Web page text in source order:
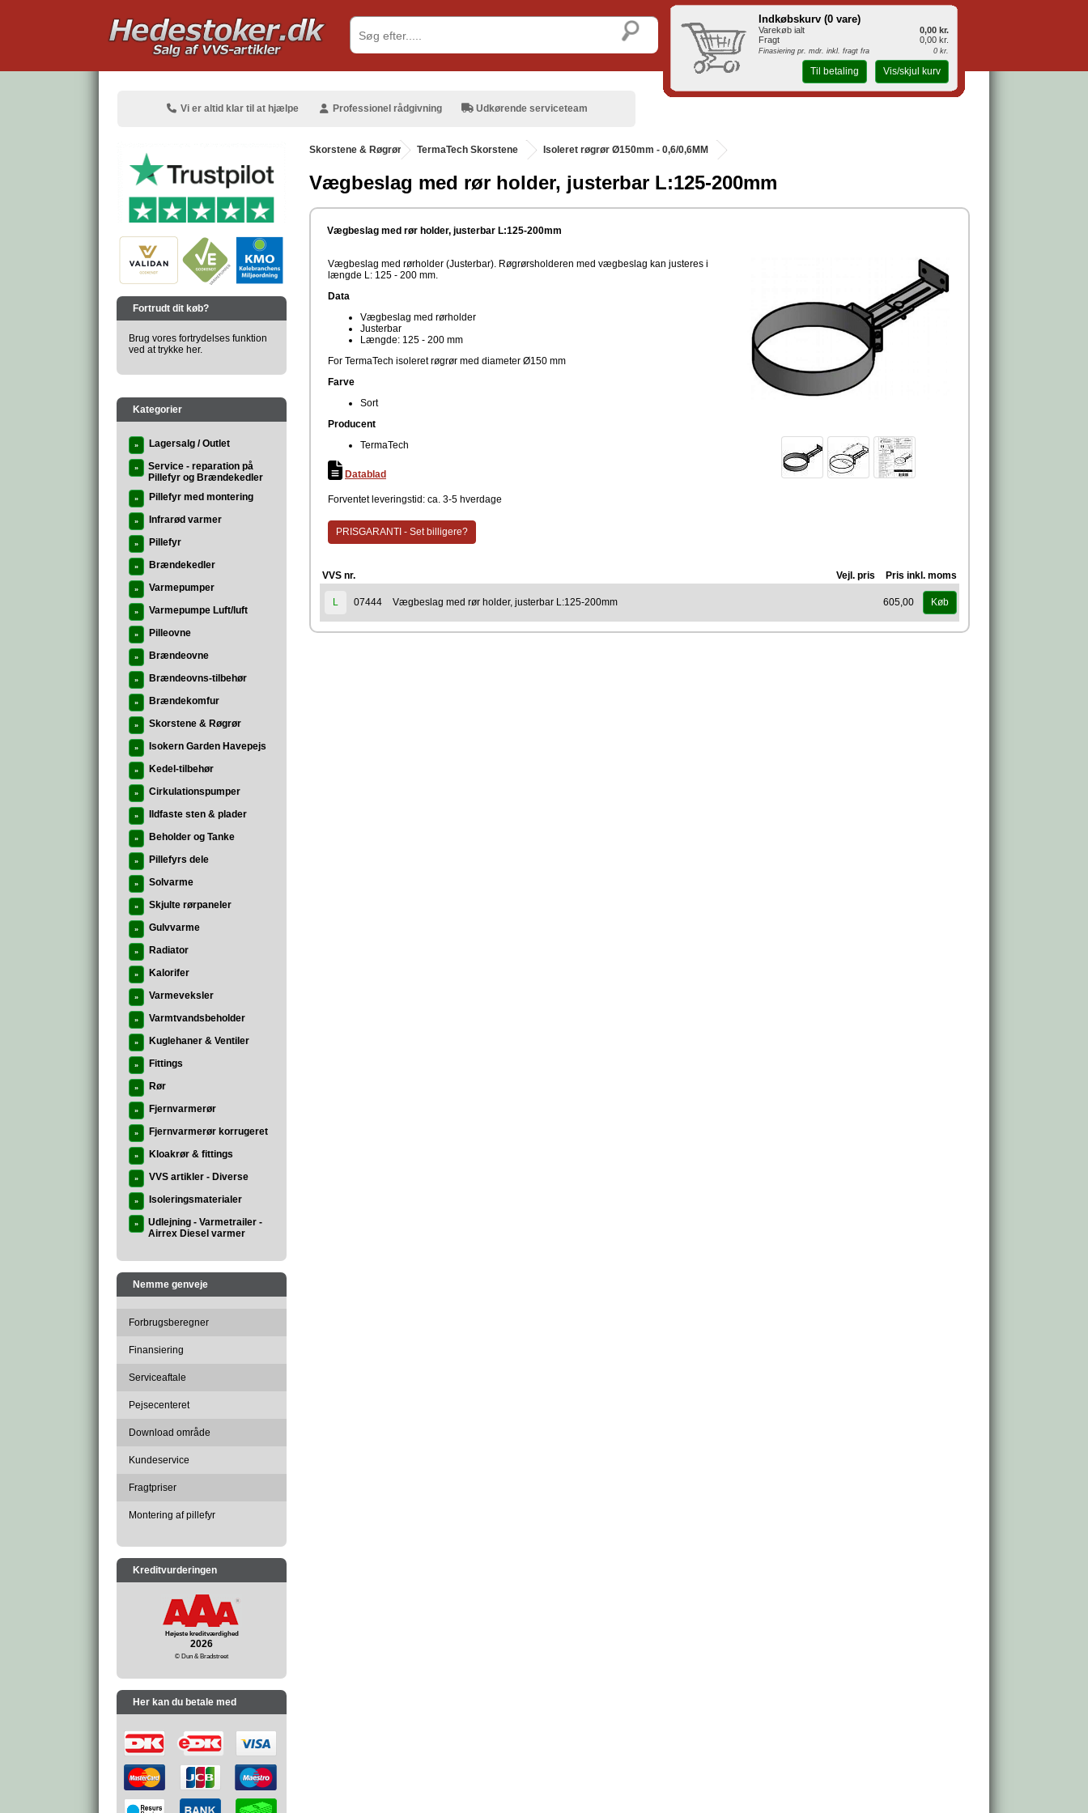
Vi er altid klar til at hjælpe Professionel rådgivning Udkørende serviceteam
Fortrudt dit køb?
Brug vores fortrydelses funktion
ved at trykke her.
Kategorier
» Lagersalg / Outlet
»
Service - reparation på
Pillefyr og Brændekedler
» Pillefyr med montering
» Infrarød varmer
» Pillefyr
» Brændekedler
» Varmepumper
» Varmepumpe Luft/luft
» Pilleovne
» Brændeovne
» Brændeovns-tilbehør
» Brændekomfur
» Skorstene & Røgrør
» Isokern Garden Havepejs
» Kedel-tilbehør
» Cirkulationspumper
» Ildfaste sten & plader
» Beholder og Tanke
» Pillefyrs dele
» Solvarme
» Skjulte rørpaneler
» Gulvvarme
» Radiator
» Kalorifer
» Varmeveksler
» Varmtvandsbeholder
» Kuglehaner & Ventiler
» Fittings
» Rør
» Fjernvarmerør
» Fjernvarmerør korrugeret
» Kloakrør & fittings
» VVS artikler - Diverse
» Isoleringsmaterialer
»
Udlejning - Varmetrailer -
Airrex Diesel varmer
Nemme genveje
Forbrugsberegner
Finansiering
Serviceaftale
Pejsecenteret
Download område
Kundeservice
Fragtpriser
Montering af pillefyr
Kreditvurderingen
Højeste kreditværdighed
2026
© Dun & Bradstreet
Her kan du betale med
Skorstene & Røgrør . TermaTech Skorstene Isoleret røgrør Ø150mm - 0,6/0,6MM
Vægbeslag med rør holder, justerbar L:125-200mm
Vægbeslag med rør holder, justerbar L:125-200mm
Vægbeslag med rørholder (Justerbar). Røgrørsholderen med vægbeslag kan justeres i
længde L: 125 - 200 mm.
Data
Vægbeslag med rørholder
Justerbar
Længde: 125 - 200 mm
For TermaTech isoleret røgrør med diameter Ø150 mm
Farve
Sort
Producent
TermaTech
Datablad
Forventet leveringstid: ca. 3-5 hverdage
PRISGARANTI - Set billigere?
VVS nr. Vejl. pris Pris inkl. moms
L 07444 Vægbeslag med rør holder, justerbar L:125-200mm 605,00 Køb
Indkøbskurv (0 vare)
Varekøb ialt
0,00 kr.
Fragt
0,00 kr.
Finasiering pr. mdr. inkl. fragt fra 0 kr.
Til betaling Vis/skjul kurv